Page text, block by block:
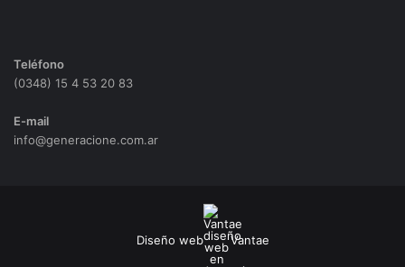
Teléfono
(0348) 15 4 53 20 83
E-mail
info@generacione.com.ar
Diseño web Vantae